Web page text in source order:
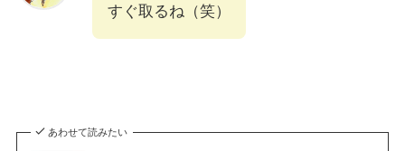
すぐ取るね（笑）
あわせて読みたい